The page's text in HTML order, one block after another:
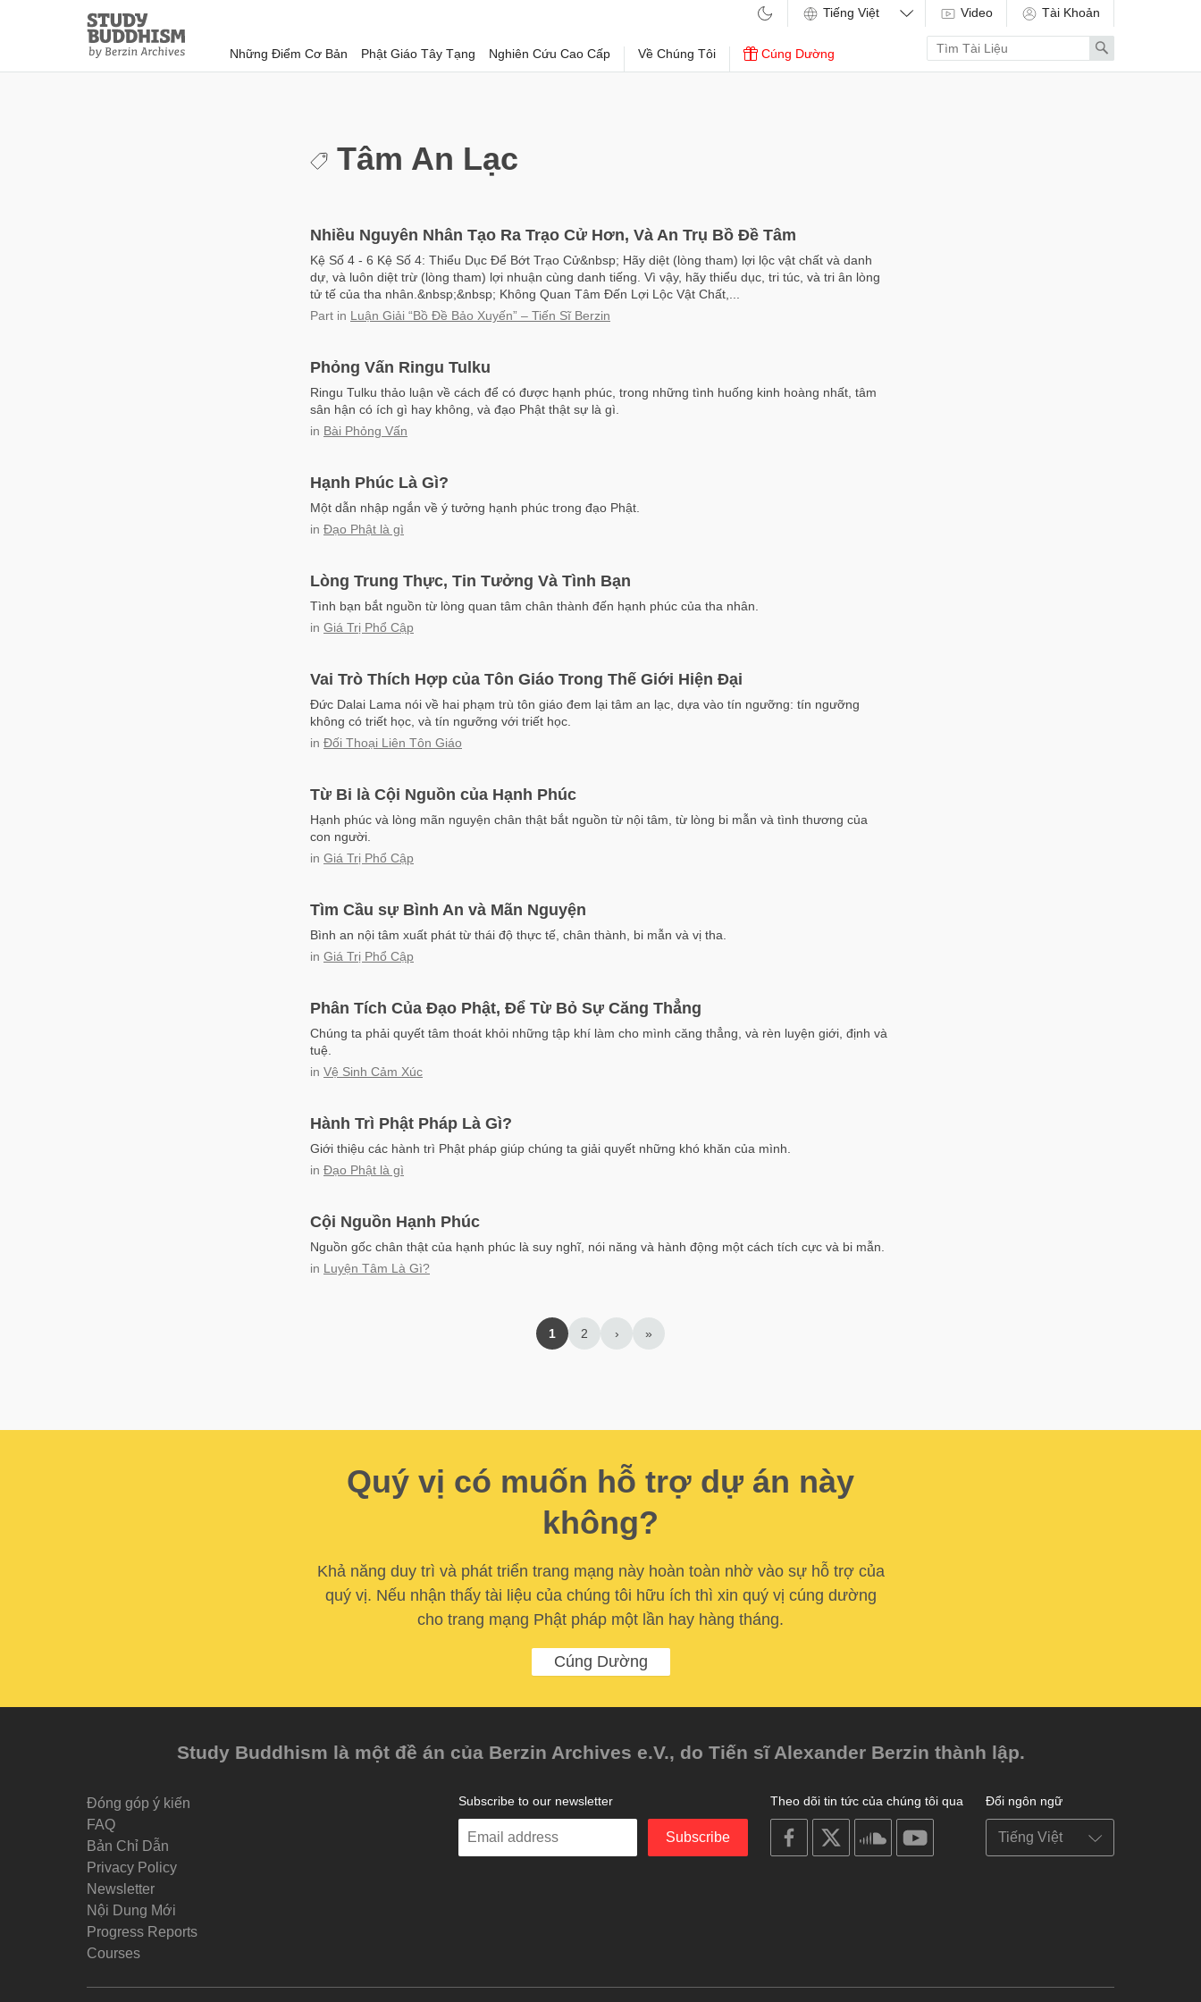
Study
Buddhism
Home
Những Điểm Cơ Bản Phật Giáo Tây Tạng Nghiên Cứu Cao Cấp Về Chúng Tôi Cúng Dường
Video Tài Khoản
Enter
search
term
Search
Tâm An Lạc
Nhiều Nguyên Nhân Tạo Ra Trạo Cử Hơn, Và An Trụ Bồ Đề Tâm
Kệ Số 4 - 6 Kệ Số 4: Thiểu Dục Để Bớt Trạo Cử&nbsp; Hãy diệt (lòng tham) lợi lộc vật chất và danh
dự, và luôn diệt trừ (lòng tham) lợi nhuận cùng danh tiếng. Vì vậy, hãy thiểu dục, tri túc, và tri ân lòng
tử tế của tha nhân.&nbsp;&nbsp; Không Quan Tâm Đến Lợi Lộc Vật Chất,...
Part in Luận Giải “Bồ Đề Bảo Xuyến” – Tiến Sĩ Berzin
Phỏng Vấn Ringu Tulku
Ringu Tulku thảo luận về cách để có được hạnh phúc, trong những tình huống kinh hoàng nhất, tâm
sân hận có ích gì hay không, và đạo Phật thật sự là gì.
in Bài Phỏng Vấn
Hạnh Phúc Là Gì?
Một dẫn nhập ngắn về ý tưởng hạnh phúc trong đạo Phật.
in Đạo Phật là gì
Lòng Trung Thực, Tin Tưởng Và Tình Bạn
Tình bạn bắt nguồn từ lòng quan tâm chân thành đến hạnh phúc của tha nhân.
in Giá Trị Phổ Cập
Vai Trò Thích Hợp của Tôn Giáo Trong Thế Giới Hiện Đại
Đức Dalai Lama nói về hai phạm trù tôn giáo đem lại tâm an lạc, dựa vào tín ngưỡng: tín ngưỡng
không có triết học, và tín ngưỡng với triết học.
in Đối Thoại Liên Tôn Giáo
Từ Bi là Cội Nguồn của Hạnh Phúc
Hạnh phúc và lòng mãn nguyện chân thật bắt nguồn từ nội tâm, từ lòng bi mẫn và tình thương của
con người.
in Giá Trị Phổ Cập
Tìm Cầu sự Bình An và Mãn Nguyện
Bình an nội tâm xuất phát từ thái độ thực tế, chân thành, bi mẫn và vị tha.
in Giá Trị Phổ Cập
Phân Tích Của Đạo Phật, Để Từ Bỏ Sự Căng Thẳng
Chúng ta phải quyết tâm thoát khỏi những tập khí làm cho mình căng thẳng, và rèn luyện giới, định và
tuệ.
in Vệ Sinh Cảm Xúc
Hành Trì Phật Pháp Là Gì?
Giới thiệu các hành trì Phật pháp giúp chúng ta giải quyết những khó khăn của mình.
in Đạo Phật là gì
Cội Nguồn Hạnh Phúc
Nguồn gốc chân thật của hạnh phúc là suy nghĩ, nói năng và hành động một cách tích cực và bi mẫn.
in Luyện Tâm Là Gì?
1 2 › »
Quý vị có muốn hỗ trợ dự án này
không?
Khả năng duy trì và phát triển trang mạng này hoàn toàn nhờ vào sự hỗ trợ của
quý vị. Nếu nhận thấy tài liệu của chúng tôi hữu ích thì xin quý vị cúng dường
cho trang mạng Phật pháp một lần hay hàng tháng.
Cúng Dường
Study Buddhism là một đề án của Berzin Archives e.V., do Tiến sĩ Alexander Berzin thành lập.
Đóng góp ý kiến
FAQ
Bản Chỉ Dẫn
Privacy Policy
Newsletter
Nội Dung Mới
Progress Reports
Courses
Đổi ngôn ngữ
Theo dõi tin tức của chúng tôi qua
on
facebook
soundcloud
Subscribe to our newsletter
Enter
Subscribe